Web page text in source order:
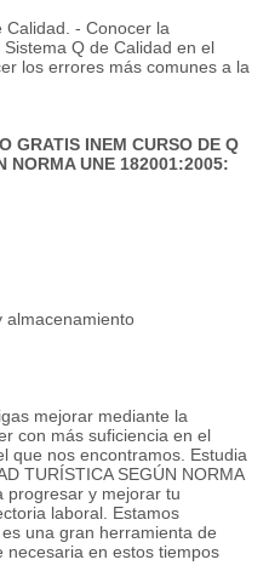
- Conocer la
Q de Calidad en el
los errores más comunes a la
GRATIS INEM CURSO DE Q
NORMA UNE 182001:2005:
almacenamiento
mejorar mediante la
con más suficiencia en el
que nos encontramos. Estudia
TURÍSTICA SEGÚN NORMA
progresar y mejorar tu
laboral. Estamos
una gran herramienta de
necesaria en estos tiempos